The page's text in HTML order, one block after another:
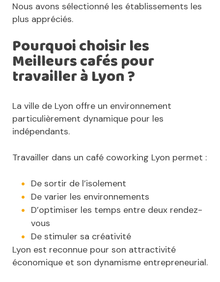
Nous avons sélectionné les établissements les
plus appréciés.
Pourquoi choisir les
Meilleurs cafés pour
travailler à Lyon ?
La ville de Lyon offre un environnement
particulièrement dynamique pour les
indépendants.
Travailler dans un café coworking Lyon permet :
De sortir de l’isolement
De varier les environnements
D’optimiser les temps entre deux rendez-
vous
De stimuler sa créativité
Lyon est reconnue pour son attractivité
économique et son dynamisme entrepreneurial.